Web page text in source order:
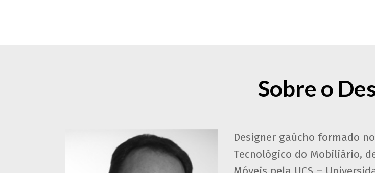
Sobre o
Designer gaúcho formado
Tecnológico do Mobiliário,